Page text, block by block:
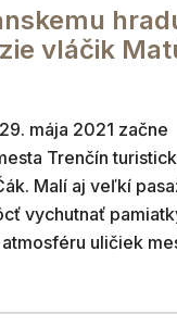
vláčik
mája 2021 začne
Trenčín
Malí aj veľkí
vychutnať
uličiek